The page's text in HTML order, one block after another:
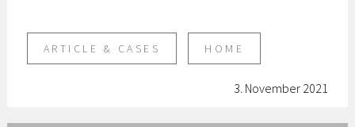
ARTICLE & CASES HOME
3. November 2021